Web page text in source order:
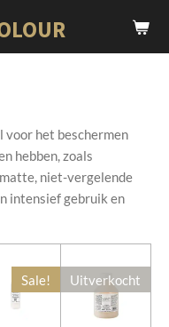
voor het beschermen
hebben, zoals
niet-vergelende
intensief gebruik en
Sale! Uitverkocht